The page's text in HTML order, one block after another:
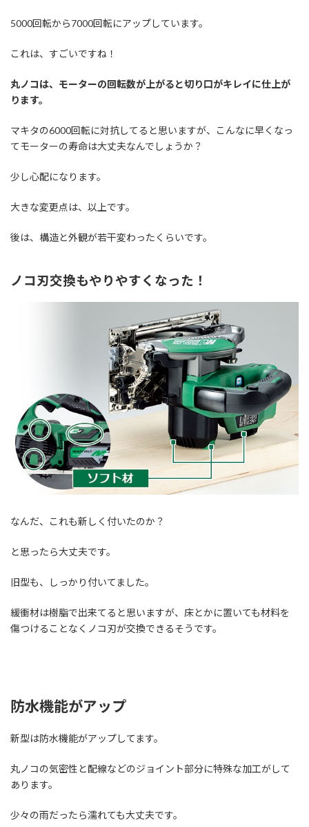
5000回転から7000回転にアップしています。
これは、すごいですね！
丸ノコは、モーターの回転数が上がると切り口がキレイに仕上が
ります。
マキタの6000回転に対抗してると思いますが、こんなに早くなっ
てモーターの寿命は大丈夫なんでしょうか？
少し心配になります。
大きな変更点は、以上です。
後は、構造と外観が若干変わったくらいです。
ノコ刃交換もやりやすくなった！
なんだ、これも新しく付いたのか？
と思ったら大丈夫です。
旧型も、しっかり付いてました。
緩衝材は樹脂で出来てると思いますが、床とかに置いても材料を
傷つけることなくノコ刃が交換できるそうです。
防水機能がアップ
新型は防水機能がアップしてます。
丸ノコの気密性と配線などのジョイント部分に特殊な加工がして
あります。
少々の雨だったら濡れても大丈夫です。